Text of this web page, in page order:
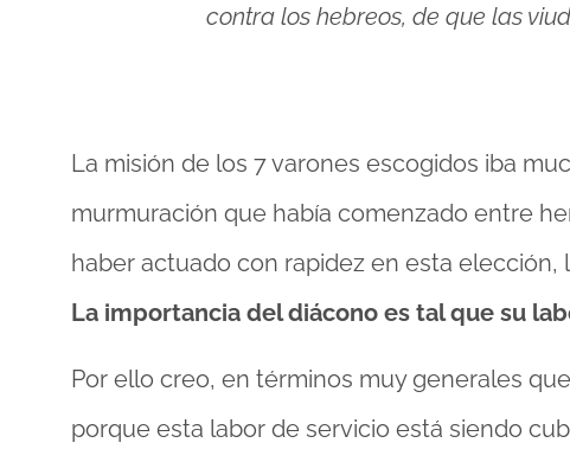
contra los hebreos, de que las
La misión de los 7 varones escogidos iba
murmuración que había comenzado entre
haber actuado con rapidez en esta
La importancia del diácono es tal que su
Por ello creo, en términos muy generales
porque esta labor de servicio está siendo